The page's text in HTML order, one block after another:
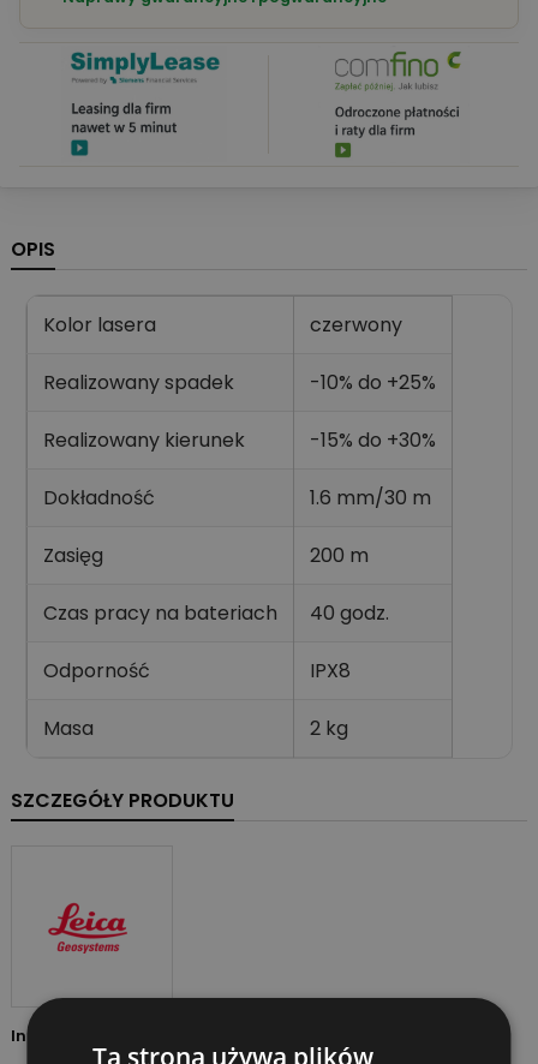
OPIS
Kolor lasera czerwony
Realizowany spadek -10% do +25%
Realizowany kierunek -15% do +30%
Dokładność 1.6 mm/30 m
Zasięg 200 m
Czas pracy na bateriach 40 godz.
Odporność IPX8
Masa 2 kg
SZCZEGÓŁY PRODUKTU
Indeks
Ta strona używa plików